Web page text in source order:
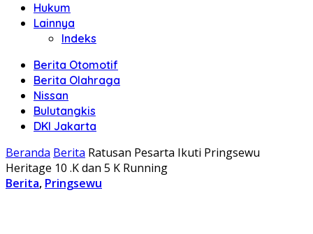
Hukum
Lainnya
Indeks
Berita Otomotif
Berita Olahraga
Nissan
Bulutangkis
DKI Jakarta
Beranda Berita Ratusan Pesarta Ikuti Pringsewu
Heritage 10 .K dan 5 K Running
Berita, Pringsewu